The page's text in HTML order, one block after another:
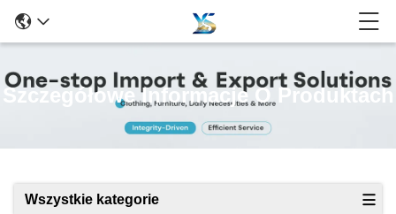
Szczegółowe Informacje O Produktach
Wszystkie kategorie